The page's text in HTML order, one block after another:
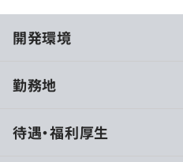
開発環境
■4名の営業がフォロー
勤務地
待遇・福利厚生